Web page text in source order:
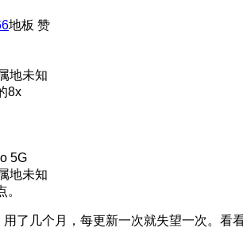
地板 赞
地未知
8x
5G
地未知
用了几个月，每更新一次就失望一次。看